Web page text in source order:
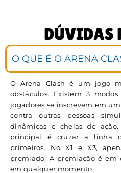
DÚVIDAS
O QUE É O ARENA
O Arena Clash é um jogo
obstáculos. Existem 3
jogadores se inscrevem em
contra outras pessoas
dinâmicas e cheias de
principal é cruzar a linha
primeiros. No X1 e X3,
premiado. A premiação é em
em qualquer momento.